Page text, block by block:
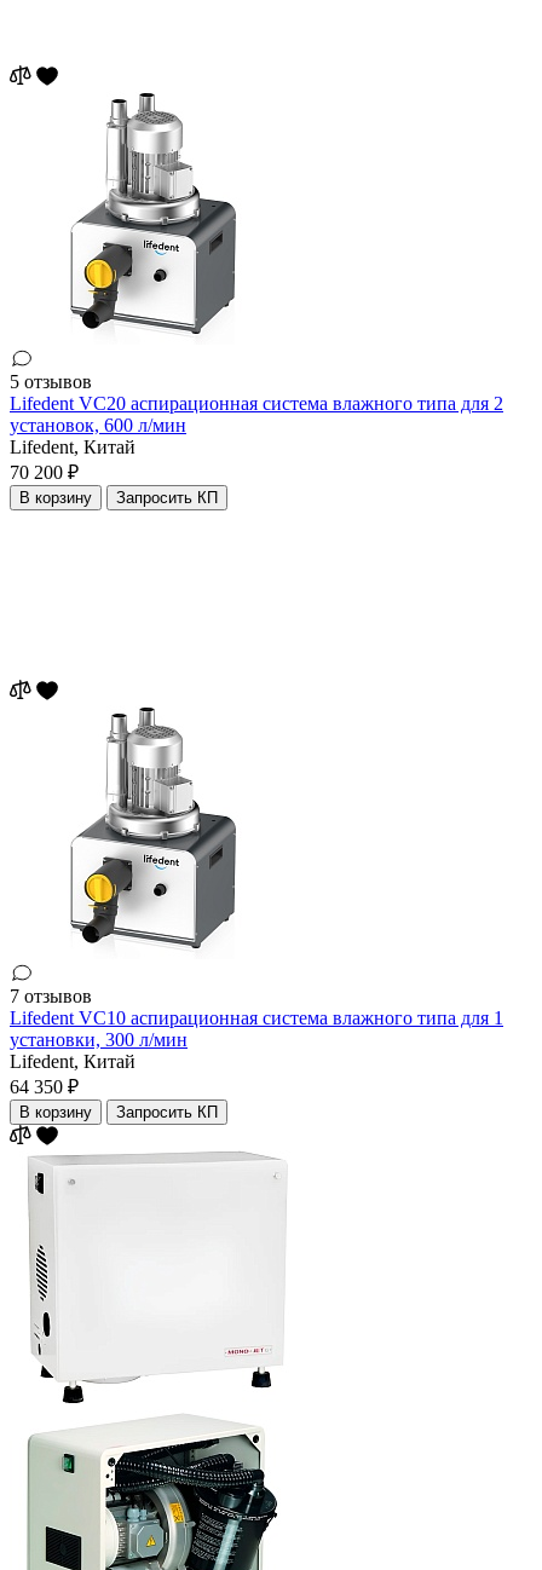
5 отзывов
Lifedent VC20 аспирационная система влажного типа для 2
установок, 600 л/мин
Lifedent, Китай
70 200 ₽
В корзину Запросить КП
7 отзывов
Lifedent VC10 аспирационная система влажного типа для 1
установки, 300 л/мин
Lifedent, Китай
64 350 ₽
В корзину Запросить КП